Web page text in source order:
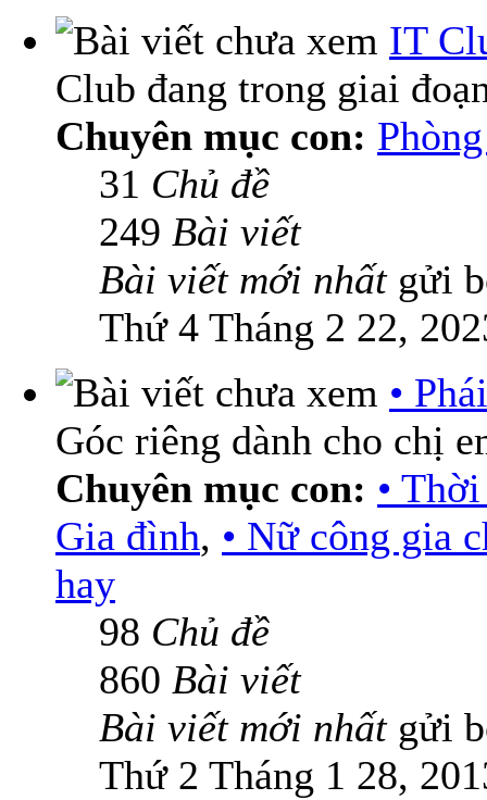
IT
Club đang trong giai
Chuyên mục con:
31 Chủ đề
249 Bài viết
Bài viết mới nhấtgửi
Thứ 4 Tháng 2 22,
•
Góc riêng dành cho chị
Chuyên mục con: •
Gia đình, • Nữ công gia
hay
98 Chủ đề
860 Bài viết
Bài viết mới nhấtgửi
Thứ 2 Tháng 1 28,